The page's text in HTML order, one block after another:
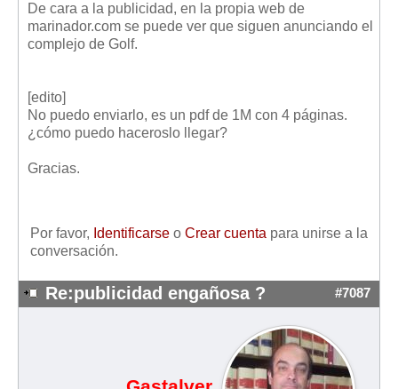
De cara a la publicidad, en la propia web de
marinador.com se puede ver que siguen anunciando el
complejo de Golf.
[edito]
No puedo enviarlo, es un pdf de 1M con 4 páginas.
¿cómo puedo haceroslo llegar?
Gracias.
Por favor, Identificarse o Crear cuenta para unirse a la
conversación.
Re:publicidad engañosa ? #7087